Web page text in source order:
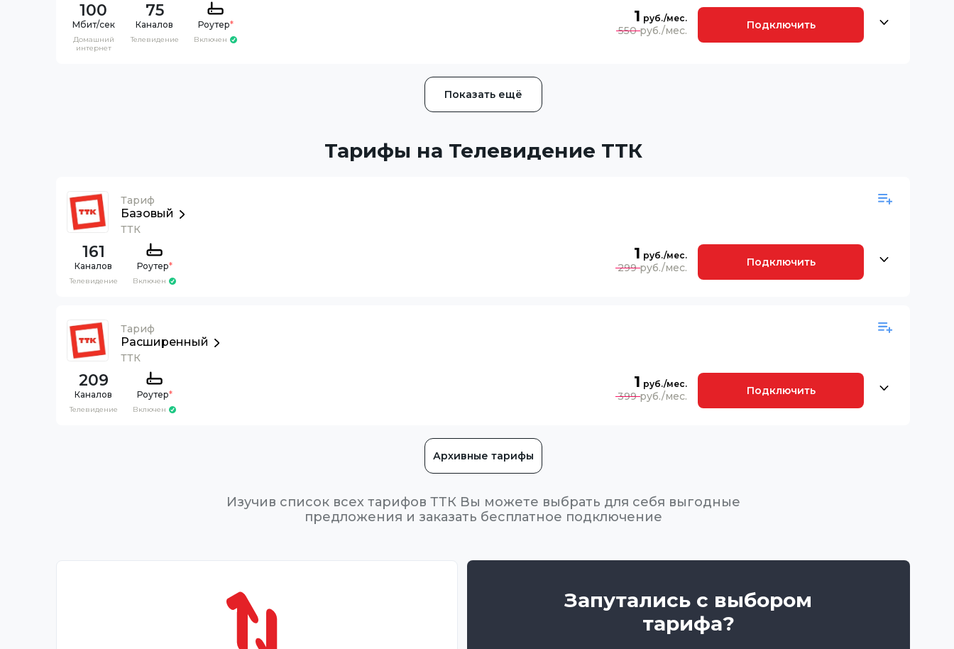
100
Домашний
интернет
75
Каналов
Телевидение
Роутер*
Включен
1
550 Подключить
Показать ещё
Тарифы на Телевидение ТТК
Тариф
Базовый
ТТК
161
Каналов
Телевидение
Роутер*
Включен
1
299 Подключить
Тариф
Расширенный
ТТК
209
Каналов
Телевидение
Роутер*
Включен
1
399 Подключить
Архивные тарифы
Изучив список всех тарифов ТТК Вы можете выбрать для себя выгодные
предложения и заказать бесплатное подключение
Запутались с выбором
тарифа?